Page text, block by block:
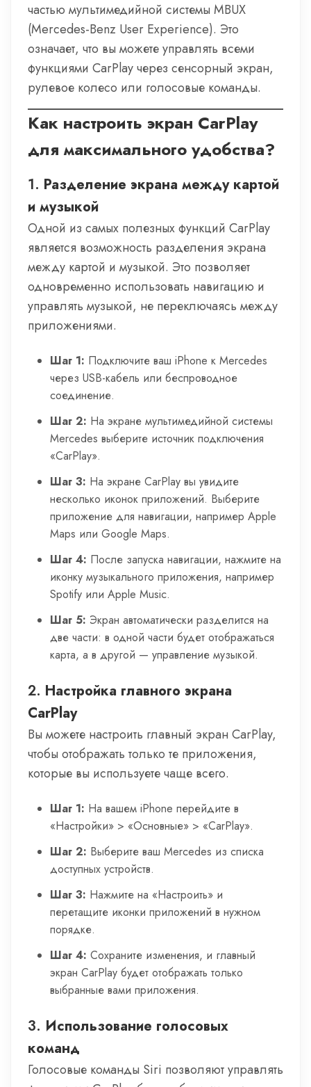
частью мультимедийной системы MBUX
(Mercedes-Benz User Experience). Это
означает, что вы можете управлять всеми
функциями CarPlay через сенсорный экран,
рулевое колесо или голосовые команды.
Как настроить экран CarPlay
для максимального удобства?
1. Разделение экрана между картой
и музыкой
Одной из самых полезных функций CarPlay
является возможность разделения экрана
между картой и музыкой. Это позволяет
одновременно использовать навигацию и
управлять музыкой, не переключаясь между
приложениями.
Шаг 1: Подключите ваш iPhone к Mercedes
через USB-кабель или беспроводное
соединение.
Шаг 2: На экране мультимедийной системы
Mercedes выберите источник подключения
«CarPlay».
Шаг 3: На экране CarPlay вы увидите
несколько иконок приложений. Выберите
приложение для навигации, например Apple
Maps или Google Maps.
Шаг 4: После запуска навигации, нажмите на
иконку музыкального приложения, например
Spotify или Apple Music.
Шаг 5: Экран автоматически разделится на
две части: в одной части будет отображаться
карта, а в другой — управление музыкой.
2. Настройка главного экрана
CarPlay
Вы можете настроить главный экран CarPlay,
чтобы отображать только те приложения,
которые вы используете чаще всего.
Шаг 1: На вашем iPhone перейдите в
«Настройки» > «Основные» > «CarPlay».
Шаг 2: Выберите ваш Mercedes из списка
доступных устройств.
Шаг 3: Нажмите на «Настроить» и
перетащите иконки приложений в нужном
порядке.
Шаг 4: Сохраните изменения, и главный
экран CarPlay будет отображать только
выбранные вами приложения.
3. Использование голосовых
команд
Голосовые команды Siri позволяют управлять